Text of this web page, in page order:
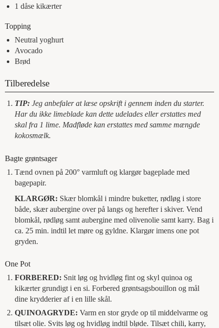
1 dåse kikærter
Topping
Neutral yoghurt
Avocado
Brød
Tilberedelse
TIP: Jeg anbefaler at læse opskrift i gennem inden du starter.
Har du ikke limeblade kan dette udelades eller erstattes med
skal fra 1 lime. Madfløde kan erstattes med samme mængde
kokosmælk.
Bagte grøntsager
Tænd ovnen på 200° varmluft og klargør bageplade med
bagepapir.
KLARGØR: Skær blomkål i mindre buketter, rødløg i store
både, skær aubergine over på langs og herefter i skiver. Vend
blomkål, rødløg samt aubergine med olivenolie samt karry. Bag i
ca. 25 min. indtil let møre og gyldne. Klargør imens one pot
gryden.
One Pot
FORBERED: Snit løg og hvidløg fint og skyl quinoa og
kikærter grundigt i en si. Forbered grøntsagsbouillon og mål
dine krydderier af i en lille skål.
QUINOAGRYDE: Varm en stor gryde op til middelvarme og
tilsæt olie. Svits løg og hvidløg indtil bløde. Tilsæt chili, karry,